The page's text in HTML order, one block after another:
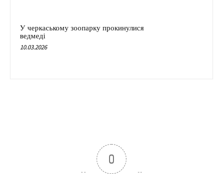
У черкаському зоопарку прокинулися
ведмеді
10.03.2026
0